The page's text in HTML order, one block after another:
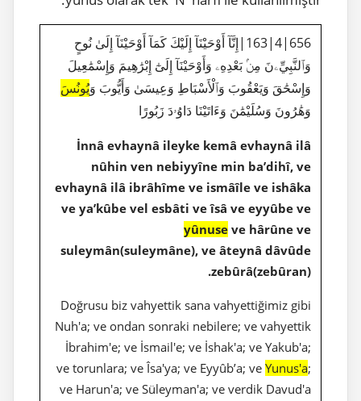
656|4|163|إِنَّآ أَوْحَيْنَآ إِلَيْكَ كَمَآ أَوْحَيْنَآ إِلَىٰ نُوحٍ
وَٱلنَّبِيِّۦنَ مِنۢ بَعْدِهِۦ وَأَوْحَيْنَآ إِلَىٰٓ إِبْرَٰهِيمَ وَإِسْمَٰعِيلَ
وَإِسْحَٰقَ وَيَعْقُوبَ وَٱلْأَسْبَاطِ وَعِيسَىٰ وَأَيُّوبَ وَيُونُسَ
وَهَٰرُونَ وَسُلَيْمَٰنَ وَءَاتَيْنَا دَاوُۥدَ زَبُورًا
İnnâ evhaynâ ileyke kemâ evhaynâ ilâ
nûhin ven nebiyyîne min ba’dihî, ve
evhaynâ ilâ ibrâhîme ve ismâîle ve ishâka
ve ya’kûbe vel esbâti ve îsâ ve eyyûbe ve
yûnuse ve hârûne ve
suleymân(suleymâne), ve âteynâ dâvûde
zebûrâ(zebûran).
Doğrusu biz vahyettik sana vahyettiğimiz gibi
Nuh'a; ve ondan sonraki nebilere; ve vahyettik
İbrahim'e; ve İsmail'e; ve İshak'a; ve Yakub'a;
ve torunlara; ve Îsa'ya; ve Eyyûb’a; ve Yunus'a;
ve Harun'a; ve Süleyman'a; ve verdik Davud'a